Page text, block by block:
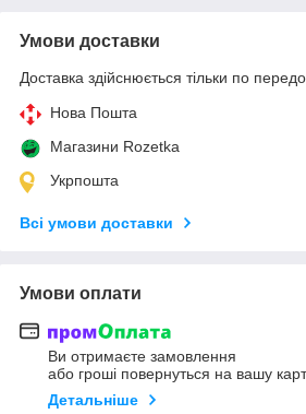
Умови доставки
Доставка здійснюється тільки по
Нова Пошта
Магазини Rozetka
Укрпошта
Всі умови доставки
Умови оплати
Ви отримаєте замовлення
або гроші повернуться на вашу
Детальніше